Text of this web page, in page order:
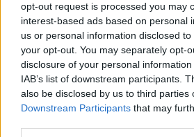
opt-out request is processed you may
interest-based ads based on personal
us or personal information disclosed
your opt-out. You may separately opt-
disclosure of your personal
IAB’s list of downstream participants.
also be disclosed by us to third parties
Downstream Participants that may
Ņina Masiļūne (1921 – 2019) – bija
latviešu mājā bija viņas
Satversmes sapulces deputāta
virtuves karalieni
Helēna Romanova (1929 – 1987) –
uz skatuves, izrāde laikā...
Arturs Dimiters (1915 – 1986)–
varonis ne uz skatuves, ne dzīvē, lai
ideāli. Starp citu, Vijas Artmanes vīrs.